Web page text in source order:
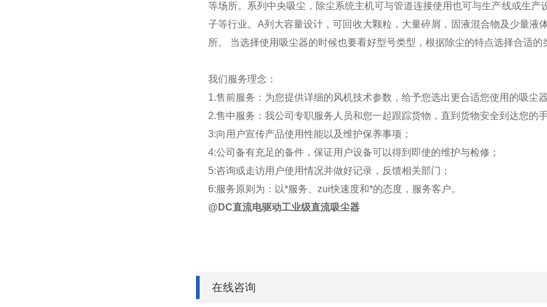
等场所。系列中央吸尘，除尘系统主机可与管道连接使用也可与生产线或生
子等行业。A列大容量设计，可回收大颗粒，大量碎屑，固液混合物及少量液
所。 当选择使用吸尘器的时候也要看好型号类型，根据除尘的特点选择合适的
我们服务理念：
1.售前服务：为您提供详细的风机技术参数，给予您选出更合适您使用的吸尘器
2.售中服务：我公司专职服务人员和您一起跟踪货物，直到货物安全到达您的手
3:向用户宣传产品使用性能以及维护保养事项；
4:公司备有充足的备件，保证用户设备可以得到即使的维护与检修；
5:咨询或走访用户使用情况并做好记录，反馈相关部门；
6:服务原则为：以*服务、zui快速度和*的态度，服务客户。
@DC直流电驱动工业级直流吸尘器
在线咨询